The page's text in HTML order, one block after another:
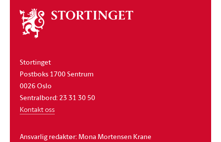
Om
stortinget
Stortinget
Postboks 1700 Sentrum
0026 Oslo
Sentralbord: 23 31 30 50
Kontakt oss
Ansvarlig redaktør: Mona Mortensen Krane